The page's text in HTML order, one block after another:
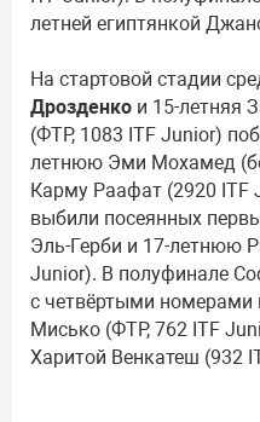
летней египтянкой
На стартовой стадии
Дрозденко и 15-летняя
(ФТР, 1083 ITF Junior)
летнюю Эми Мохамед
Карму Раафат (2920 ITF
выбили посеянных
Эль-Герби и 17-летнюю
Junior). В полуфинале
с четвёртыми номерами
Мисько (ФТР, 762 ITF
Харитой Венкатеш (932